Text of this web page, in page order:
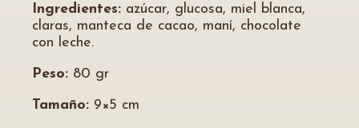
Ingredientes: azúcar, glucosa, miel blanca,
claras, manteca de cacao, maní, chocolate
con leche.
Peso: 80 gr
Tamaño: 9×5 cm